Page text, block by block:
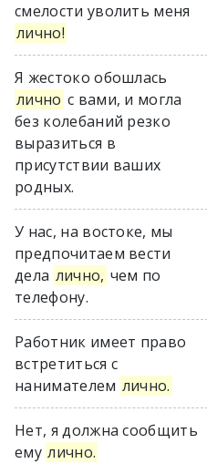
смелости уволить меня
лично!
Я жестоко обошлась
лично с вами, и могла
без колебаний резко
выразиться в
присутствии ваших
родных.
У нас, на востоке, мы
предпочитаем вести
дела лично, чем по
телефону.
Работник имеет право
встретиться с
нанимателем лично.
Нет, я должна сообщить
ему лично.